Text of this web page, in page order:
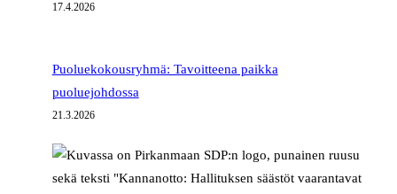
17.4.2026
Puoluekokousryhmä: Tavoitteena paikka
puoluejohdossa
21.3.2026